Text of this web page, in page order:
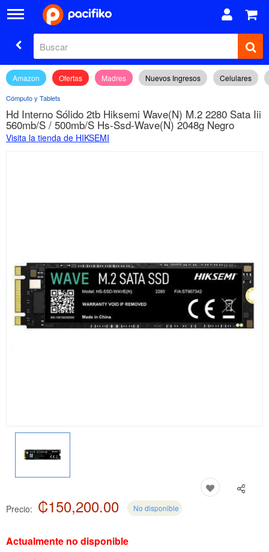
Amazon Ofertas Madres Nuevos Ingresos Celulares
Cómputo y Tablets
Hd Interno Sólido 2tb Hiksemi Wave(N) M.2 2280 Sata Iii
560mb/S / 500mb/S Hs-Ssd-Wave(N) 2048g Negro
Visita la tienda de HIKSEMI
Precio: ₡150,200.00 No disponible
Actualmente no disponible